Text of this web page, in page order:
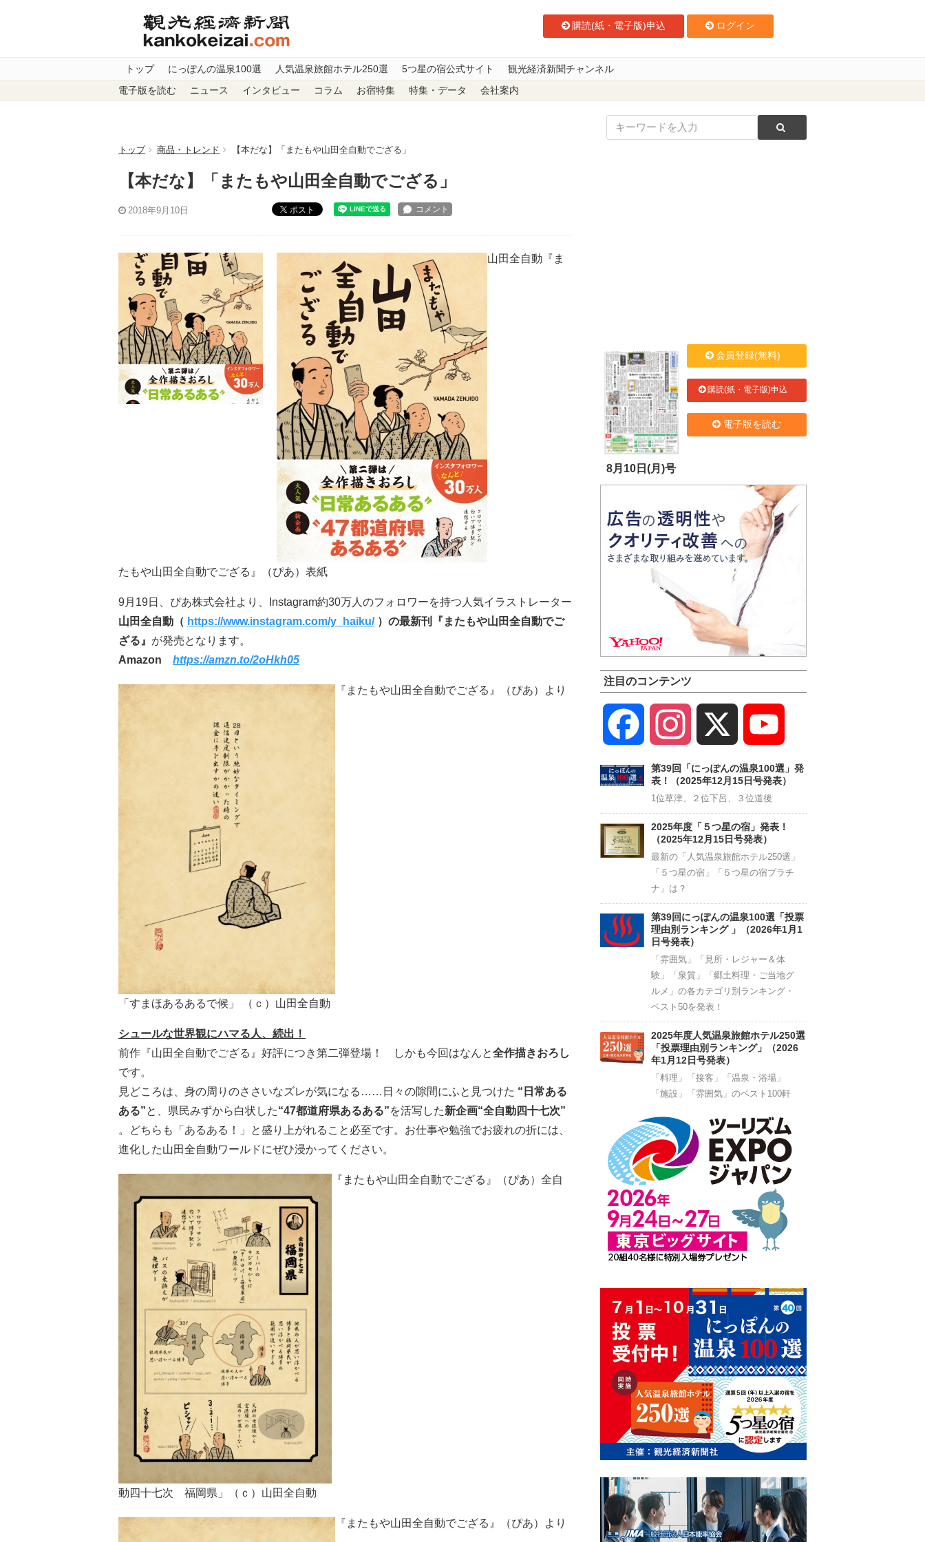
購読(紙・電子版)申込 ログイン
トップ にっぽんの温泉100選 人気温泉旅館ホテル250選 5つ星の宿公式サイト 観光経済新聞チャンネル
電子版を読む ニュース インタビュー コラム お宿特集 特集・データ 会社案内
トップ 商品・トレンド 【本だな】「またもや山田全自動でござる」
【本だな】「またもや山田全自動でござる」
2018年9月10日 ポスト
山田全自動『ま
たもや山田全自動でござる』（ぴあ）表紙
9月19日、ぴあ株式会社より、Instagram約30万人のフォロワーを持つ人気イラストレーター
山田全自動（ https://www.instagram.com/y_haiku/ ）の最新刊『またもや山田全自動でご
ざる』 が発売となります。
Amazon https://amzn.to/2oHkh05
『またもや山田全自動でござる』（ぴあ）より
「すまほあるあるで候」 （ｃ）山田全自動
シュールな世界観にハマる人、続出！
前作『山田全自動でござる』好評につき第二弾登場！ しかも今回はなんと全作描きおろし
です。
見どころは、身の周りのささいなズレが気になる……日々の隙間にふと見つけた “日常ある
ある”と、県民みずから白状した“47都道府県あるある”を活写した新企画“全自動四十七次”
。どちらも「あるある！」と盛り上がれること必至です。お仕事や勉強でお疲れの折には、
進化した山田全自動ワールドにぜひ浸かってください。
『またもや山田全自動でござる』（ぴあ）全自
動四十七次 福岡県」（ｃ）山田全自動
『またもや山田全自動でござる』（ぴあ）より
8月10日(月)号
会員登録(無料)
購読(紙・電子版)申込
電子版を読む
注目のコンテンツ
Facebook Instagram
Channel
第39回「にっぽんの温泉100選」発
表！（2025年12月15日号発表）
1位草津、２位下呂、３位道後
2025年度「５つ星の宿」発表！
（2025年12月15日号発表）
最新の「人気温泉旅館ホテル250選」
「５つ星の宿」「５つ星の宿プラチ
ナ」は？
第39回にっぽんの温泉100選「投票
理由別ランキング 」（2026年1月1
日号発表）
「雰囲気」「見所・レジャー＆体
験」「泉質」「郷土料理・ご当地グ
ルメ」の各カテゴリ別ランキング・
ベスト50を発表！
2025年度人気温泉旅館ホテル250選
「投票理由別ランキング」（2026
年1月12日号発表）
「料理」「接客」「温泉・浴場」
「施設」「雰囲気」のベスト100軒